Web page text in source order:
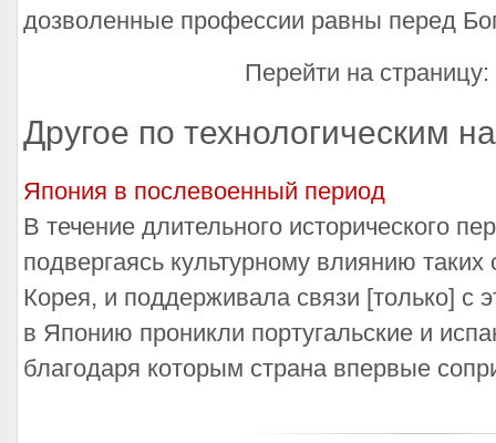
дозволенные профессии равны перед
Перейти на страницу:
Другое по технологическим
Япония в послевоенный период
В течение длительного исторического
подвергаясь культурному влиянию таких
Корея, и поддерживала связи [только] с
в Японию проникли португальские и
благодаря которым страна впервые